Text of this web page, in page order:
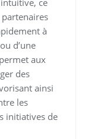
à
d’une
aux
des
ainsi
les
initiatives de